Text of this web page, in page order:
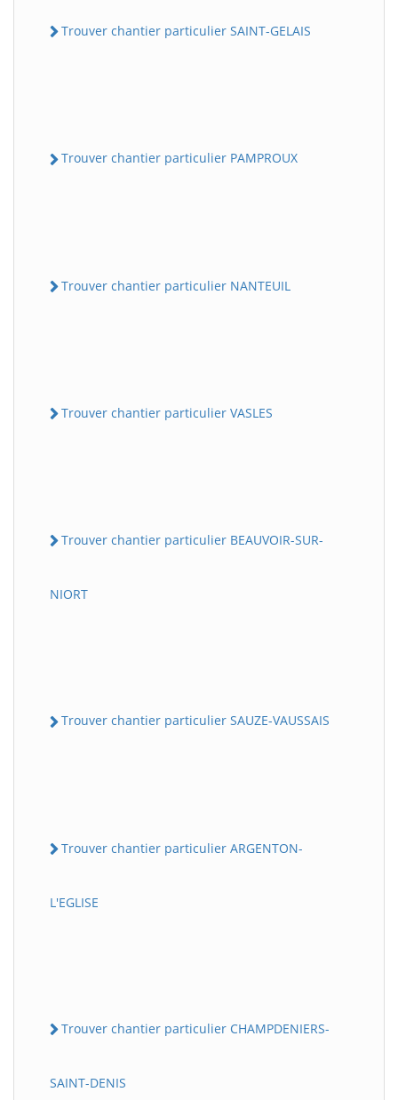
Trouver chantier particulier SAINT-GELAIS
Trouver chantier particulier PAMPROUX
Trouver chantier particulier NANTEUIL
Trouver chantier particulier VASLES
Trouver chantier particulier BEAUVOIR-SUR-
NIORT
Trouver chantier particulier SAUZE-VAUSSAIS
Trouver chantier particulier ARGENTON-
L'EGLISE
Trouver chantier particulier CHAMPDENIERS-
SAINT-DENIS